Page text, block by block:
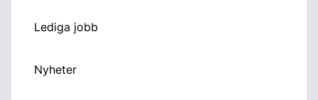
Lediga jobb
Nyheter